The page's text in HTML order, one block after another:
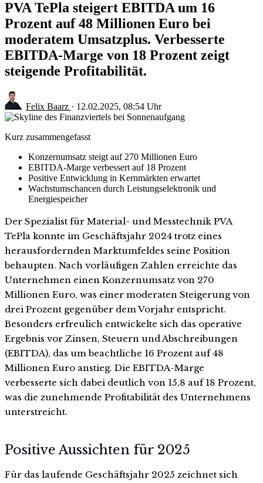
PVA TePla steigert EBITDA um 16
Prozent auf 48 Millionen Euro bei
moderatem Umsatzplus. Verbesserte
EBITDA-Marge von 18 Prozent zeigt
steigende Profitabilität.
Felix Baarz · 12.02.2025, 08:54 Uhr
Kurz zusammengefasst
Konzernumsatz steigt auf 270 Millionen Euro
EBITDA-Marge verbessert auf 18 Prozent
Positive Entwicklung in Kernmärkten erwartet
Wachstumschancen durch Leistungselektronik und
Energiespeicher
Der Spezialist für Material- und Messtechnik PVA
TePla konnte im Geschäftsjahr 2024 trotz eines
herausfordernden Marktumfeldes seine Position
behaupten. Nach vorläufigen Zahlen erreichte das
Unternehmen einen Konzernumsatz von 270
Millionen Euro, was einer moderaten Steigerung von
drei Prozent gegenüber dem Vorjahr entspricht.
Besonders erfreulich entwickelte sich das operative
Ergebnis vor Zinsen, Steuern und Abschreibungen
(EBITDA), das um beachtliche 16 Prozent auf 48
Millionen Euro anstieg. Die EBITDA-Marge
verbesserte sich dabei deutlich von 15,8 auf 18 Prozent,
was die zunehmende Profitabilität des Unternehmens
unterstreicht.
Positive Aussichten für 2025
Für das laufende Geschäftsjahr 2025 zeichnet sich